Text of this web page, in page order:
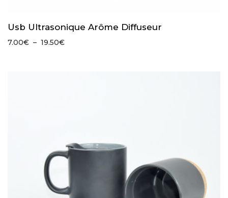
Usb Ultrasonique Arôme Diffuseur
7.00€ – 19.50€Plage